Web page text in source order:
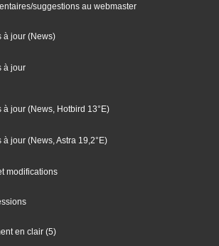
suggestions au webmaster
à jour (News)
à jour
à jour (News, Hotbird 13°E)
jour (News, Astra 19,2°E)
modifications
en clair (5)